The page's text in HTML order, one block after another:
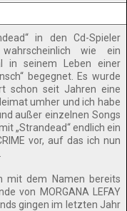
in den Cd-Spieler
wie ein
in seinem Leben einer
begegnet. Es wurde
schon seit Jahren eine
umher und ich habe
außer einzelnen Songs
„Strandead“ endlich ein
vor, auf das ich nun
mit dem Namen bereits
von MORGANA LEFAY
gingen im letzten Jahr